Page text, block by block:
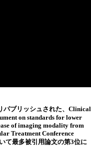
パブリッシュされた、Clinical
on standards for lower
of imaging modality from
Treatment Conference
て最多被引用論文の第3位に